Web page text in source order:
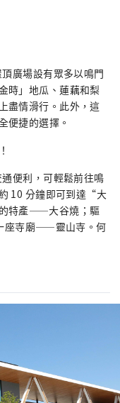
廣場設有眾多以鳴門
時」地瓜、蓮藕和梨
盡情滑行。此外，這
便捷的選擇。
便利，可輕鬆前往鳴
10 分鐘即可到達“大
特產——大谷燒；驅
座寺廟——靈山寺。何